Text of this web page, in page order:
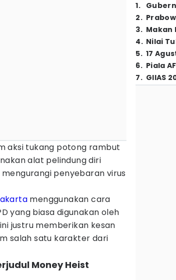
aksi tukang potong rambut
alat pelindung diri
penyebaran virus
menggunakan cara
yang biasa digunakan oleh
justru memberikan kesan
salah satu karakter dari
Money Heist
1.
2.
3. Makan
4. Nilai
5. 17
6. Piala
7. GIIAS